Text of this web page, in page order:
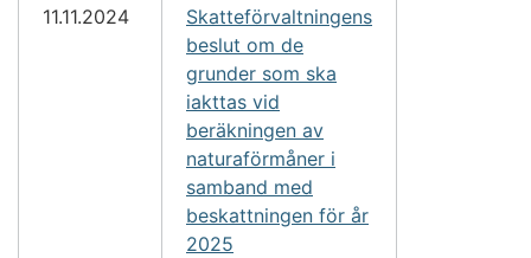
11.11.2024
Skatteförvaltningens
beslut om de
grunder som ska
iakttas vid
beräkningen av
naturaförmåner i
samband med
beskattningen för år
2025